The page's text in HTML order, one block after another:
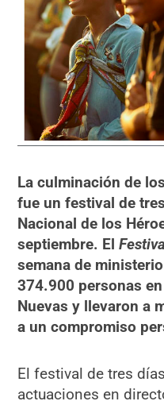
La culminación de
fue un festival de
Nacional de los
septiembre. El
semana de
374.900 personas
Nuevas y llevaron a
a un compromiso
El festival de tres
actuaciones en